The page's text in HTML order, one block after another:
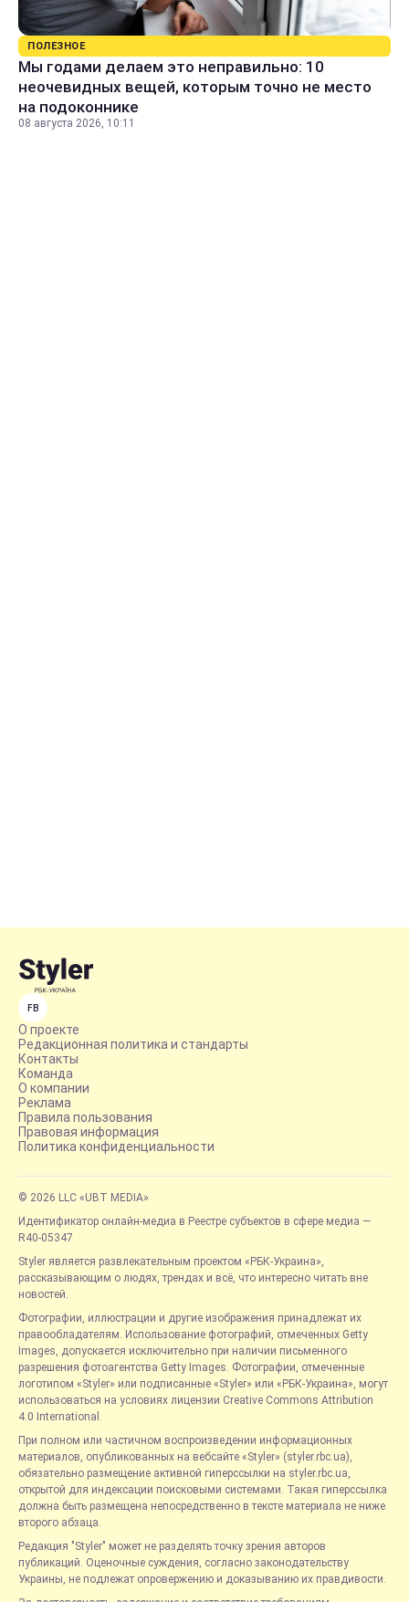
ПОЛЕЗНОЕ
Мы годами делаем это неправильно: 10
неочевидных вещей, которым точно не место
на подоконнике
08 августа 2026, 10:11
FB
О проекте
Редакционная политика и стандарты
Контакты
Команда
О компании
Реклама
Правила пользования
Правовая информация
Политика конфиденциальности
© 2026 LLC «UBT MEDIA»
Идентификатор онлайн-медиа в Реестре субъектов в сфере медиа —
R40-05347
Styler является развлекательным проектом «РБК-Украина»,
рассказывающим о людях, трендах и всё, что интересно читать вне
новостей.
Фотографии, иллюстрации и другие изображения принадлежат их
правообладателям. Использование фотографий, отмеченных Getty
Images, допускается исключительно при наличии письменного
разрешения фотоагентства Getty Images. Фотографии, отмеченные
логотипом «Styler» или подписанные «Styler» или «РБК-Украина», могут
использоваться на условиях лицензии Creative Commons Attribution
4.0 International.
При полном или частичном воспроизведении информационных
материалов, опубликованных на вебсайте «Styler» (styler.rbc.ua),
обязательно размещение активной гиперссылки на styler.rbc.ua,
открытой для индексации поисковыми системами. Такая гиперссылка
должна быть размещена непосредственно в тексте материала не ниже
второго абзаца.
Редакция "Styler" может не разделять точку зрения авторов
публикаций. Оценочные суждения, согласно законодательству
Украины, не подлежат опровержению и доказыванию их правдивости.